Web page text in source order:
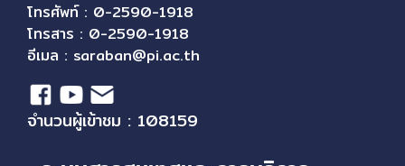
โทรศัพท์ : 0-2590-1918
โทรสาร : 0-2590-1918
อีเมล : saraban@pi.ac.th
จำนวนผู้เข้าชม : 108159